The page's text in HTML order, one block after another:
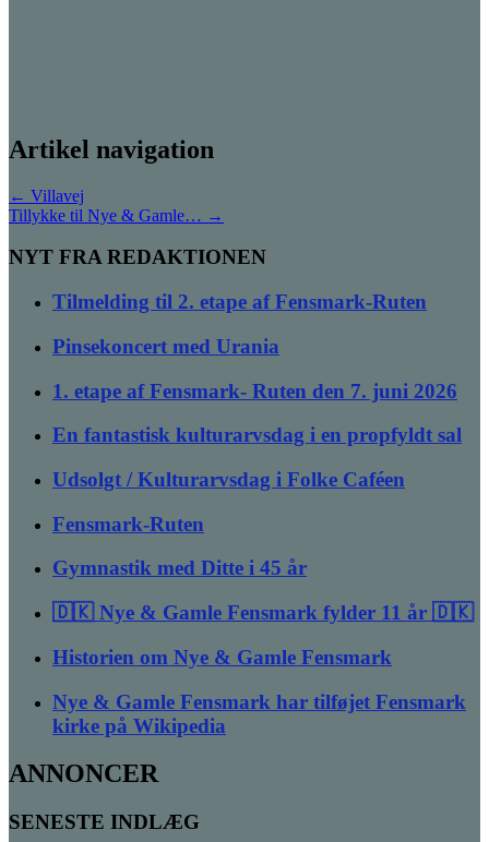
Artikel navigation
← Villavej
Tillykke til Nye & Gamle… →
NYT FRA REDAKTIONEN
Tilmelding til 2. etape af Fensmark-Ruten
Pinsekoncert med Urania
1. etape af Fensmark- Ruten den 7. juni 2026
En fantastisk kulturarvsdag i en propfyldt sal
Udsolgt / Kulturarvsdag i Folke Caféen
Fensmark-Ruten
Gymnastik med Ditte i 45 år
🇩🇰 Nye & Gamle Fensmark fylder 11 år 🇩🇰
Historien om Nye & Gamle Fensmark
Nye & Gamle Fensmark har tilføjet Fensmark
kirke på Wikipedia
ANNONCER
SENESTE INDLÆG